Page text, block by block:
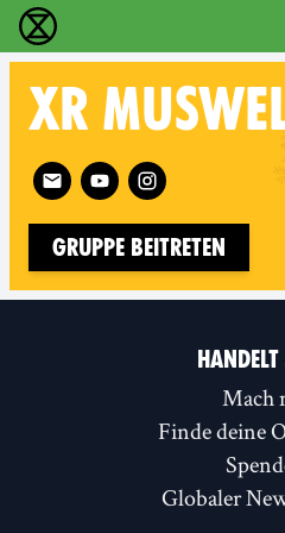
extinction rebellion -
XR
Follow XR Muswell Hill on
Gruppe beitreten
Mach
Finde deine
Globaler